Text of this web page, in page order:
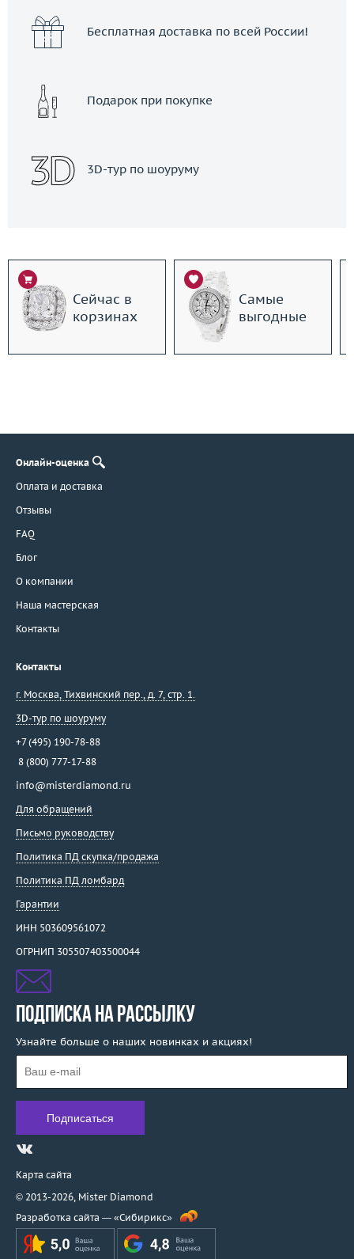
Бесплатная доставка по всей России!
Подарок при покупке
3D-тур по шоуруму
Сейчас в
корзинах
Самые
выгодные
Онлайн-оценка
Оплата и доставка
Отзывы
FAQ
Блог
О компании
Наша мастерская
Контакты
Контакты
г. Москва Тихвинский пер., д. 7, стр. 1.
3D-тур по шоуруму
+7 (495) 190-78-88
8 (800) 777-17-88
info@misterdiamond.ru
Для обращений
Письмо руководству
Политика ПД скупка/продажа
Политика ПД ломбард
Гарантии
ИНН 503609561072
ОГРНИП 305507403500044
ПОДПИСКА НА РАССЫЛКУ
Узнайте больше о наших новинках и акциях!
Карта сайта
© 2013-2026, Mister Diamond
Разработка сайта — «Сибирикс»